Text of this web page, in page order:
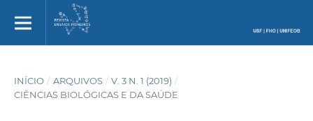
INÍCIO / ARQUIVOS / V. 3 N. 1 (2019) /
CIÊNCIAS BIOLÓGICAS E DA SAÚDE